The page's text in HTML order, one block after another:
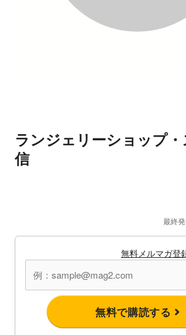
ランジェリーショップ
信
最終
無料メルマガ登
無料で購読する